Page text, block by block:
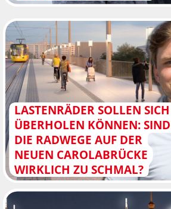
LASTENRÄDER SOLLEN SICH
ÜBERHOLEN KÖNNEN: SIND
DIE RADWEGE AUF DER
NEUEN CAROLABRÜCKE
WIRKLICH ZU SCHMAL?